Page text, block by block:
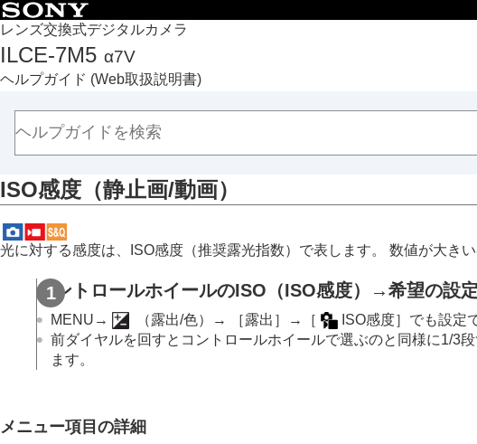
レンズ交換式デジタルカメラ
ILCE-7M5 α7V
ヘルプガイド (Web取扱説明書)
トップページ
ヘルプガイドの使いかた
必ずお読みください
本体と付属品を確認する
本機の基本操作
MENU一覧から機能を探す
撮影機能を活用する
この章の目次
撮影モードを選ぶ
自分撮り動画やVlog撮影に便利な機能
露出/測光を調整する
ISO感度 （静止画/動画）
光に対する感度は、ISO感度（推奨露光指数）で表します。 数値が大きい
コントロールホイールのISO（ISO感度）→希望の設定
MENU → （露出/色）→ ［露出］ → ［ ISO感度］ でも設定
前ダイヤルを回すとコントロールホイールで選ぶのと同様に1/3
ます。
メニュー項目の詳細